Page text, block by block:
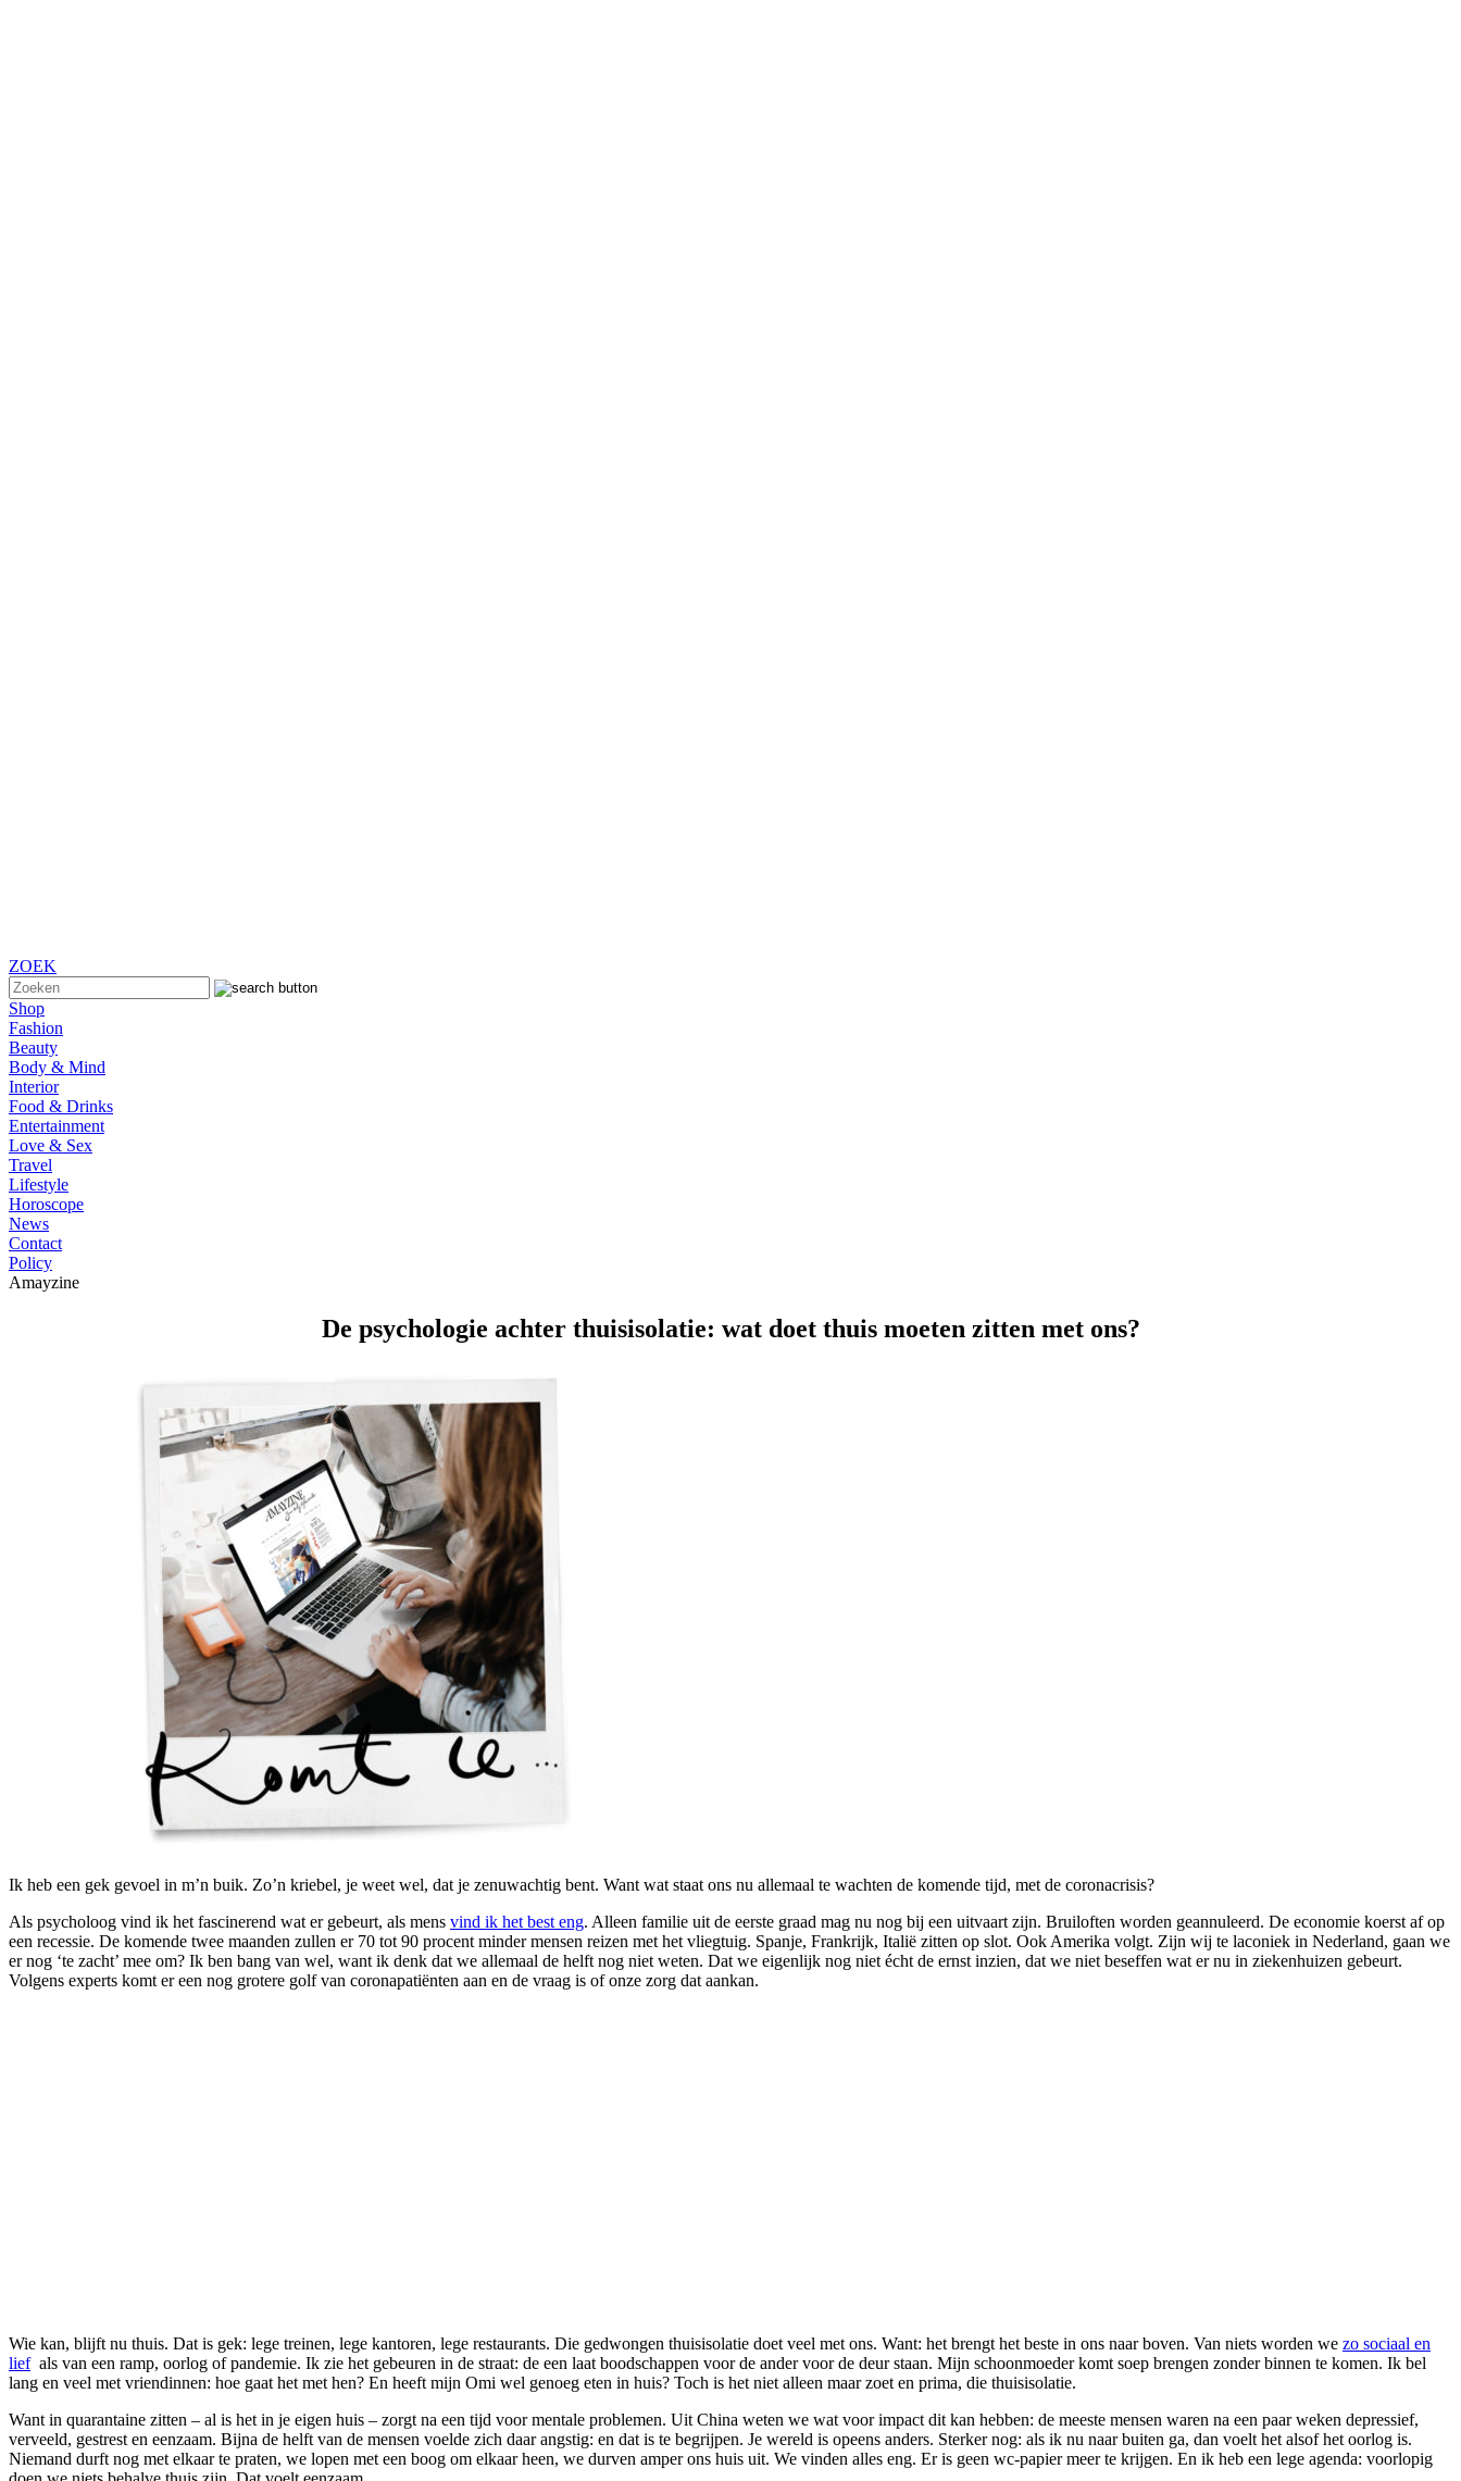
ZOEK
Shop
Fashion
Beauty
Body & Mind
Interior
Food & Drinks
Entertainment
Love & Sex
Travel
Lifestyle
Horoscope
News
Contact
Policy
Amayzine
De psychologie achter thuisisolatie: wat doet thuis moeten zitten met ons?
Ik heb een gek gevoel in m’n buik. Zo’n kriebel, je weet wel, dat je zenuwachtig bent. Want wat staat ons nu allemaal te wachten de komende tijd, met de coronacrisis?
Als psycholoog vind ik het fascinerend wat er gebeurt, als mens vind ik het best eng. Alleen familie uit de eerste graad mag nu nog bij een uitvaart zijn. Bruiloften worden geannuleerd. De economie koerst af op
een recessie. De komende twee maanden zullen er 70 tot 90 procent minder mensen reizen met het vliegtuig. Spanje, Frankrijk, Italië zitten op slot. Ook Amerika volgt. Zijn wij te laconiek in Nederland, gaan we
er nog ‘te zacht’ mee om? Ik ben bang van wel, want ik denk dat we allemaal de helft nog niet weten. Dat we eigenlijk nog niet écht de ernst inzien, dat we niet beseffen wat er nu in ziekenhuizen gebeurt.
Volgens experts komt er een nog grotere golf van coronapatiënten aan en de vraag is of onze zorg dat aankan.
Wie kan, blijft nu thuis. Dat is gek: lege treinen, lege kantoren, lege restaurants. Die gedwongen thuisisolatie doet veel met ons. Want: het brengt het beste in ons naar boven. Van niets worden we zo sociaal en
liefals van een ramp, oorlog of pandemie. Ik zie het gebeuren in de straat: de een laat boodschappen voor de ander voor de deur staan. Mijn schoonmoeder komt soep brengen zonder binnen te komen. Ik bel
lang en veel met vriendinnen: hoe gaat het met hen? En heeft mijn Omi wel genoeg eten in huis? Toch is het niet alleen maar zoet en prima, die thuisisolatie.
Want in quarantaine zitten – al is het in je eigen huis – zorgt na een tijd voor mentale problemen. Uit China weten we wat voor impact dit kan hebben: de meeste mensen waren na een paar weken depressief,
verveeld, gestrest en eenzaam. Bijna de helft van de mensen voelde zich daar angstig: en dat is te begrijpen. Je wereld is opeens anders. Sterker nog: als ik nu naar buiten ga, dan voelt het alsof het oorlog is.
Niemand durft nog met elkaar te praten, we lopen met een boog om elkaar heen, we durven amper ons huis uit. We vinden alles eng. Er is geen wc-papier meer te krijgen. En ik heb een lege agenda: voorlopig